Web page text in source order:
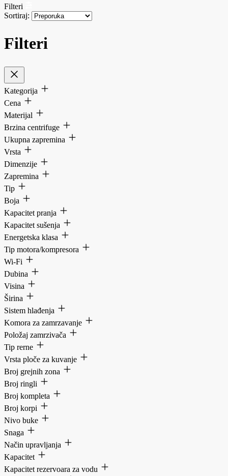
Filteri
Sortiraj:
Filteri
Kategorija
Cena
Materijal
Brzina centrifuge
Ukupna zapremina
Vrsta
Dimenzije
Zapremina
Tip
Boja
Kapacitet pranja
Kapacitet sušenja
Energetska klasa
Tip motora/kompresora
Wi-Fi
Dubina
Visina
Širina
Sistem hlađenja
Komora za zamrzavanje
Položaj zamrzivača
Tip rerne
Vrsta ploče za kuvanje
Broj grejnih zona
Broj ringli
Broj kompleta
Broj korpi
Nivo buke
Snaga
Način upravljanja
Kapacitet
Kapacitet rezervoara za vodu